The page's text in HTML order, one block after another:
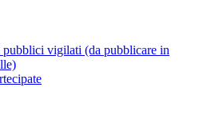
pubblici vigilati (da pubblicare in